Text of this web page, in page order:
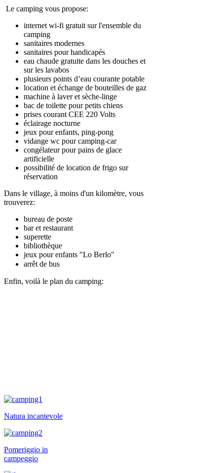
Le camping vous propose:
internet wi-fi gratuit sur l'ensemble du
camping
sanitaires modernes
sanitaires pour handicapés
eau chaude gratuite dans les douches et
sur les lavabos
plusieurs points d’eau courante potable
location et échange de bouteilles de gaz
machine à laver et sèche-linge
bac de toilette pour petits chiens
prises courant CEE 220 Volts
éclairage nocturne
jeux pour enfants, ping-pong
vidange wc pour camping-car
congélateur pour pains de glace
artificielle
possibilité de location de frigo sur
réservation
Dans le village, à moins d'un kilomètre, vous
trouverez:
bureau de poste
bar et restaurant
superette
bibliothèque
jeux pour enfants "Lo Berlo"
arrêt de bus
Enfin, voilà le plan du camping:
Natura incantevole
Pomeriggio in
campeggio